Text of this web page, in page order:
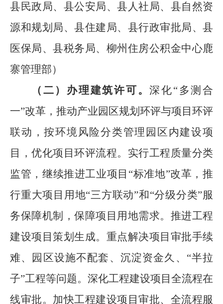
县 民政局、 县公安局、 县 人社局、 县自然资
源和规划局、 县住建局、 县行政审批局、 县
医保局、 县税务局、柳州住房公积金中心鹿
寨管理部）
（二）办理建筑许可。深化“多测合
一”改革 ， 推动产业园区规划环评与项目环评
联动，按环境风险分类管理园区内建设项
目，优化项目环评流程。实行工程质量分类
监管，继续推进工业项目 “标准地”改革，推
行重大项目用地“三方联动”和 “分级分类”服
务保障机制
， 保障项目用地需求。 推进工程
建设项目策划生成。重点解决项目审批手续
难、园区设施不配套、沉淀资金久、 “半拉
子”工程等问题。 深化工程建设项目全流程在
线审批。加快工程建设项目审批、全流程服